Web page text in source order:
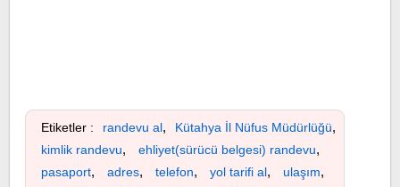
Etiketler : randevu al, Kütahya İl Nüfus Müdürlüğü,
kimlik randevu, ehliyet(sürücü belgesi) randevu,
pasaport, adres, telefon, yol tarifi al, ulaşım,